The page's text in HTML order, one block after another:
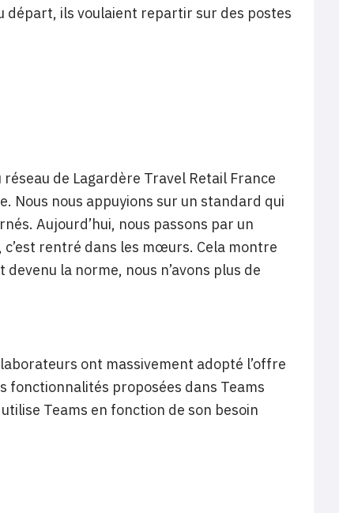
départ, ils voulaient repartir sur des postes
réseau de Lagardère Travel Retail France
Nous nous appuyions sur un standard qui
Aujourd’hui, nous passons par un
rentré dans les mœurs. Cela montre
la norme, nous n’avons plus de
ont massivement adopté l’offre
fonctionnalités proposées dans Teams
Teams en fonction de son besoin